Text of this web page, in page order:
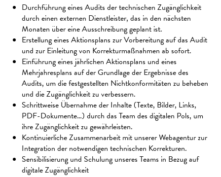
Durchführung eines Audits der technischen Zugänglichkeit
durch einen externen Dienstleister, das in den nächsten
Monaten über eine Ausschreibung geplant ist.
Erstellung eines Aktionsplans zur Vorbereitung auf das Audit
und zur Einleitung von Korrekturmaßnahmen ab sofort.
Einführung eines jährlichen Aktionsplans und eines
Mehrjahresplans auf der Grundlage der Ergebnisse des
Audits, um die festgestellten Nichtkonformitäten zu beheben
und die Zugänglichkeit zu verbessern.
Schrittweise Übernahme der Inhalte (Texte, Bilder, Links,
PDF-Dokumente…) durch das Team des digitalen Pols, um
ihre Zugänglichkeit zu gewährleisten.
Kontinuierliche Zusammenarbeit mit unserer Webagentur zur
Integration der notwendigen technischen Korrekturen.
Sensibilisierung und Schulung unseres Teams in Bezug auf
digitale Zugänglichkeit